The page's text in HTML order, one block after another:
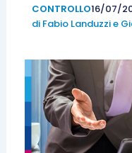
CONTROLLO16/07/
di Fabio Landuzzie